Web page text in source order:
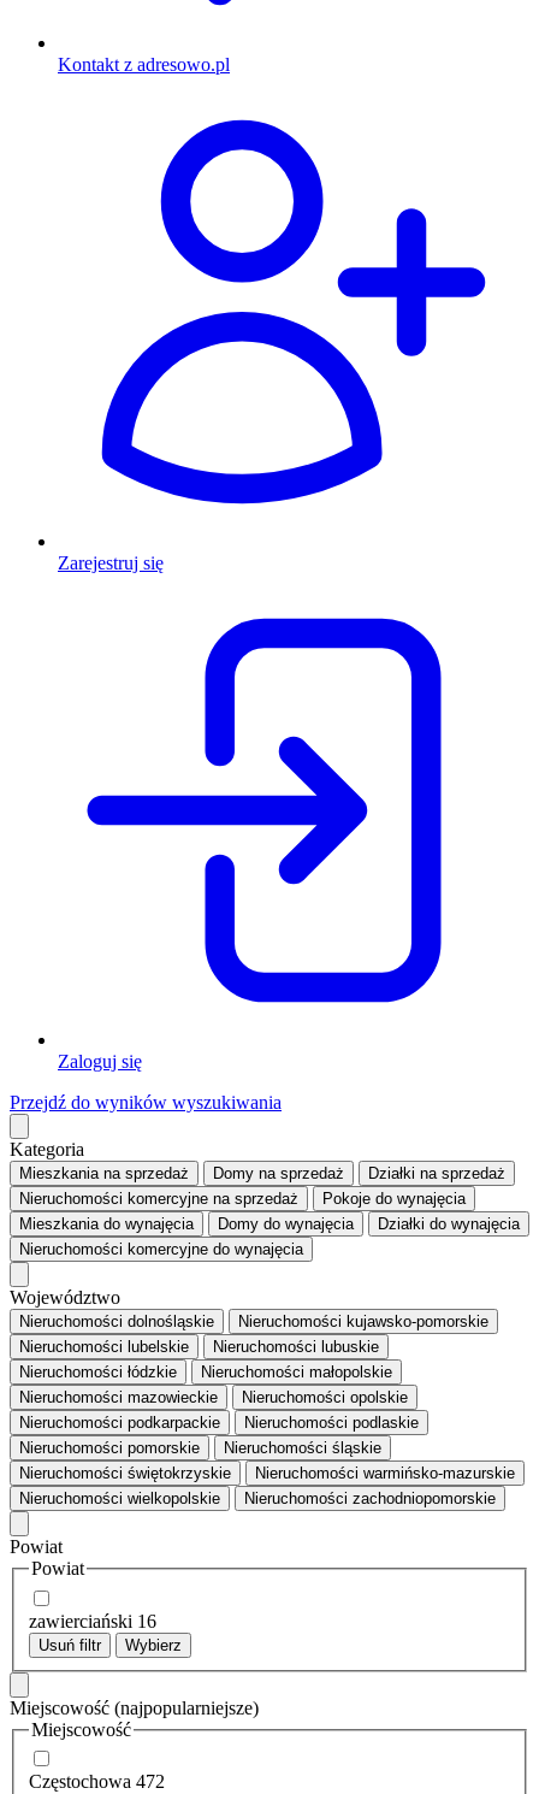
Kontakt z adresowo.pl
Zarejestruj się
Zaloguj się
Przejdź do wyników wyszukiwania
Kategoria
Mieszkaniana sprzedaż Domy na sprzedaż Działki na sprzedaż
Nieruchomości komercyjne na sprzedaż Pokoje do wynajęcia
Mieszkaniado wynajęcia Domy do wynajęcia Działki do wynajęcia
Nieruchomości komercyjne do wynajęcia
Województwo
Nieruchomości dolnośląskie
Nieruchomości kujawsko-pomorskie
Nieruchomości lubelskie
Nieruchomości lubuskie
Nieruchomości łódzkie
Nieruchomości małopolskie
Nieruchomości mazowieckie
Nieruchomości opolskie
Nieruchomości podkarpackie
Nieruchomości podlaskie
Nieruchomości pomorskie
Nieruchomości śląskie
Nieruchomości świętokrzyskie
Nieruchomości warmińsko-mazurskie
Nieruchomości wielkopolskie
Nieruchomości zachodniopomorskie
Powiat
Powiat
zawierciański 16
Usuń filtr Wybierz
Miejscowość (najpopularniejsze)
Miejscowość
Częstochowa 472